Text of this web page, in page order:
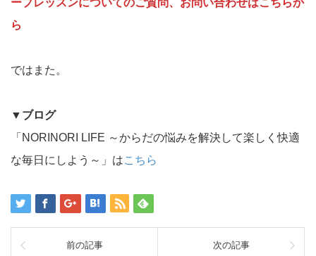
ープレッスンについてのご質問、お問い合わせはこちらか
ら
ではまた。
▼ ブログ
「NORINORI LIFE ～からだの悩みを解決して楽しく快適
な毎日にしよう～」はこちら
前の記事 次の記事